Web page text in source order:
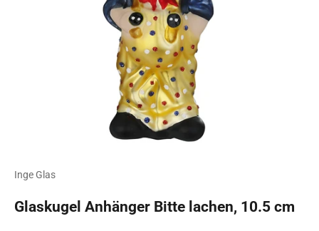
Inge Glas
Glaskugel Anhänger Bitte lachen, 10.5 cm